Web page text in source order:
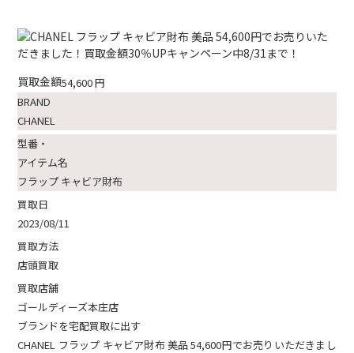
買取金額54,600円
BRAND
CHANEL
型番・
アイテム名
フラップ キャビア財布
買取日
2023/08/11
買取方法
店頭買取
買取店舗
ゴールディーズ本庄店
ブランドを宅配買取に出す
CHANEL フラップ キャビア財布 美品 54,600円でお売りいただきまし